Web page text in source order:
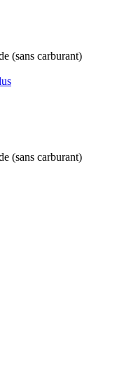
(sans carburant)
(sans carburant)